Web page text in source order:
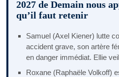
2027 de Demain nous
qu’il faut retenir
Samuel (Axel Kiener) lutte
accident grave, son artère
en danger immédiat. Ellie
Roxane (Raphaële Volkoff)